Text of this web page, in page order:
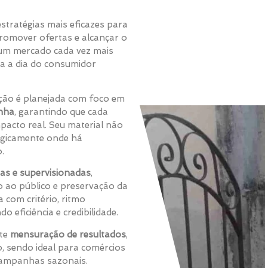
mais eficazes para
ofertas e alcançar o
mercado cada vez mais
a dia do consumidor
é planejada com foco em
, garantindo que cada
real. Seu material não
onde há
e supervisionadas,
público e preservação da
com critério, ritmo
eficiência e credibilidade.
mensuração de resultados,
sendo ideal para comércios
sazonais.